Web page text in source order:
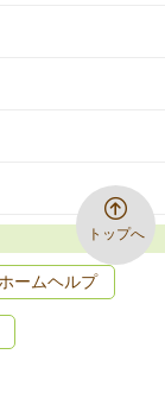
トップへ
ホームヘルプ